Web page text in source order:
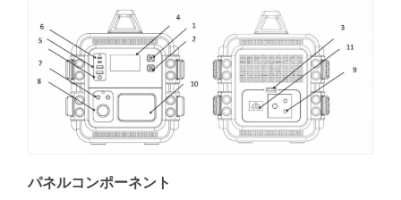
パネルコンポーネント